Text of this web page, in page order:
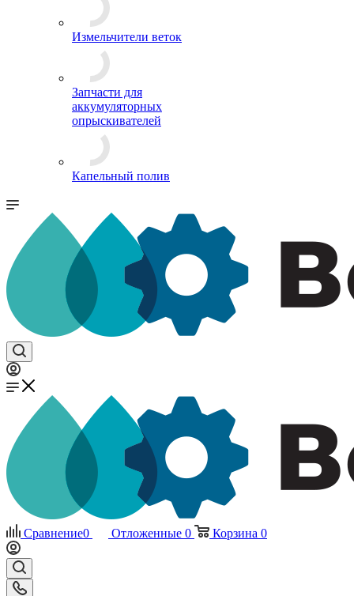
Измельчители веток
Запчасти для
аккумуляторных
опрыскивателей
Капельный полив
Сравнение0 Отложенные 0 Корзина 0